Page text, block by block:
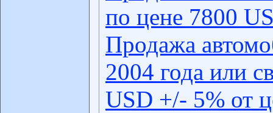
по цене 7800
Продажа
2004 года или
USD +/- 5% от